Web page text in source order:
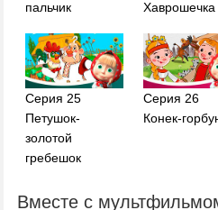
пальчик
Хаврошечка
Серия 25
Петушок-
золотой
гребешок
Серия 26
Конек-
Вместе с